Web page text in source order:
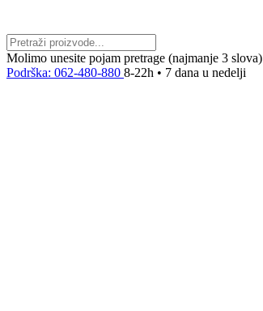
Molimo unesite pojam pretrage (najmanje 3 slova)
Podrška: 062-480-880 8-22h • 7 dana u nedelji